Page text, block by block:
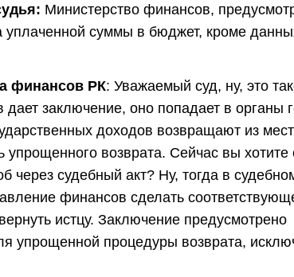
Министерство финансов,
уплаченной суммы в бюджет, кроме
финансов РК: Уважаемый суд, ну, это
заключение, оно попадает в органы
доходов возвращают из
упрощенного возврата. Сейчас вы хотите
через судебный акт? Ну, тогда в
финансов сделать
истцу. Заключение предусмотрено
упрощенной процедуры возврата,